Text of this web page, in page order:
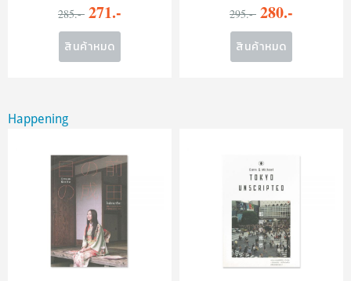
285.- 271.-
สินค้าหมด
295.- 280.-
สินค้าหมด
Happening